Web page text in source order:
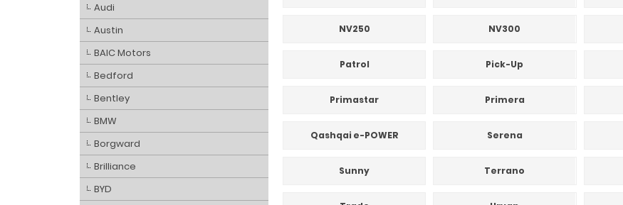
NV250 NV300
Patrol Pick-Up
Primastar Primera
Qashqai e-POWER Serena
Sunny Terrano
Audi
Austin
BAIC Motors
Bedford
Bentley
BMW
Borgward
Brilliance
BYD